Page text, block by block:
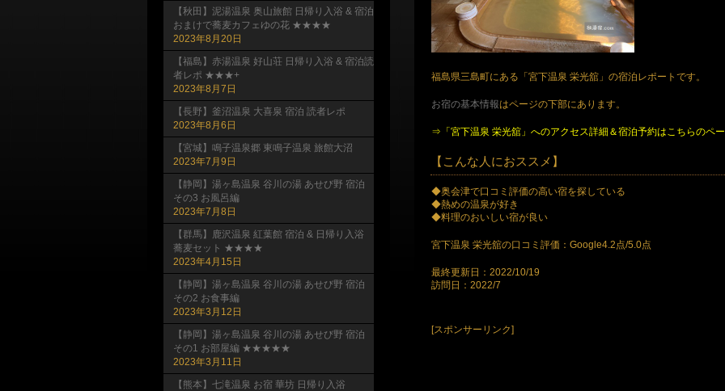
福島県三島町にある「宮下温泉 栄光舘」の宿泊レポートです。
お宿の基本情報はページの下部にあります。
⇒「宮下温泉 栄光舘」へのアクセス詳細＆宿泊予約はこちらのペ
【こんな人におススメ】
◆奥会津で口コミ評価の高い宿を探している
◆熱めの温泉が好き
◆料理のおいしい宿が良い
宮下温泉 栄光舘の口コミ評価：Google4.2点/5.0点
最終更新日：2022/10/19
訪問日：2022/7
[スポンサーリンク]
【秋田】泥湯温泉 奥山旅館 日帰り入浴 & 宿泊
おまけで蕎麦カフェゆの花 ★★★★
2023年8月20日
【福島】赤湯温泉 好山荘 日帰り入浴 & 宿泊読
者レポ ★★★+
2023年8月7日
【長野】釜沼温泉 大喜泉 宿泊 読者レポ
2023年8月6日
【宮城】鳴子温泉郷 東鳴子温泉 旅館大沼
2023年7月9日
【静岡】湯ヶ島温泉 谷川の湯 あせび野 宿泊
その3 お風呂編
2023年7月8日
【群馬】鹿沢温泉 紅葉館 宿泊 & 日帰り入浴
蕎麦セット ★★★★
2023年4月15日
【静岡】湯ヶ島温泉 谷川の湯 あせび野 宿泊
その2 お食事編
2023年3月12日
【静岡】湯ヶ島温泉 谷川の湯 あせび野 宿泊
その1 お部屋編 ★★★★★
2023年3月11日
【熊本】七滝温泉 お宿 華坊 日帰り入浴